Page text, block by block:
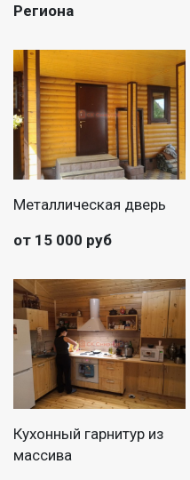
Региона
Металлическая дверь
от 15 000 руб
Кухонный гарнитур из
массива